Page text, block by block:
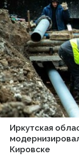
Иркутская
Кировске